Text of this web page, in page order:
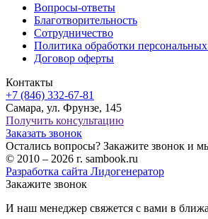
Вопросы-ответы
Благотворительность
Сотрудничество
Политика обработки
Договор оферты
Контакты
+7 (846) 332-67-81
Самара, ул. Фрунзе, 145
Получить консультацию
Заказать звонок
Остались вопросы? Закажите звонок и
© 2010 – 2026 г. sambook.ru
Разработка сайта Лидогенератор
Закажите звонок
И наш менеджер свяжется с вами в